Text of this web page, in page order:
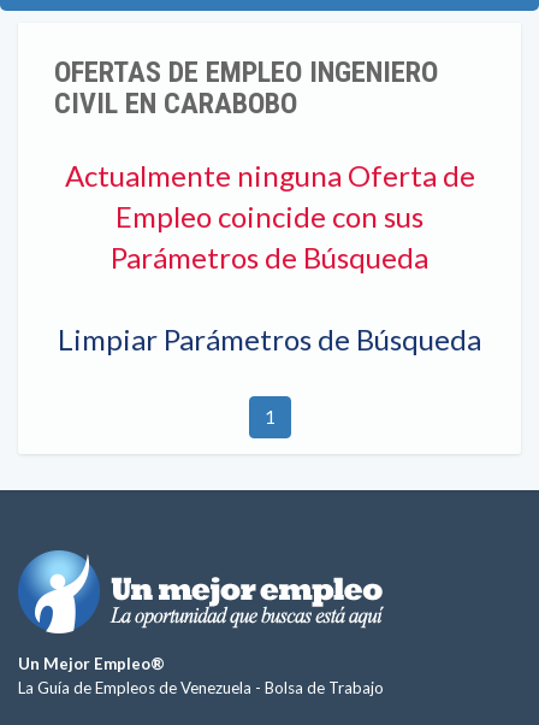
OFERTAS DE EMPLEO INGENIERO
CIVIL EN CARABOBO
Actualmente ninguna Oferta de
Empleo coincide con sus
Parámetros de Búsqueda
Limpiar Parámetros de Búsqueda
1
Un Mejor Empleo®
La Guía de Empleos de Venezuela - Bolsa de Trabajo